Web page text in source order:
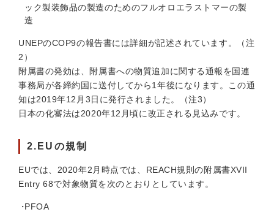
ック製装飾品の製造のためのフルオロエラストマーの製
造
UNEPのCOP9の報告書には詳細が記述されています。（注
2）
附属書の発効は、附属書への物質追加に関する通報を国連
事務局が各締約国に送付してから1年後になります。この通
知は2019年12月3日に発行されました。（注3）
日本の化審法は2020年12月頃に改正される見込みです。
2.EUの規制
EUでは、2020年2月時点では、REACH規則の附属書XVII
Entry 68で対象物質を次のとおりとしています。
PFOA